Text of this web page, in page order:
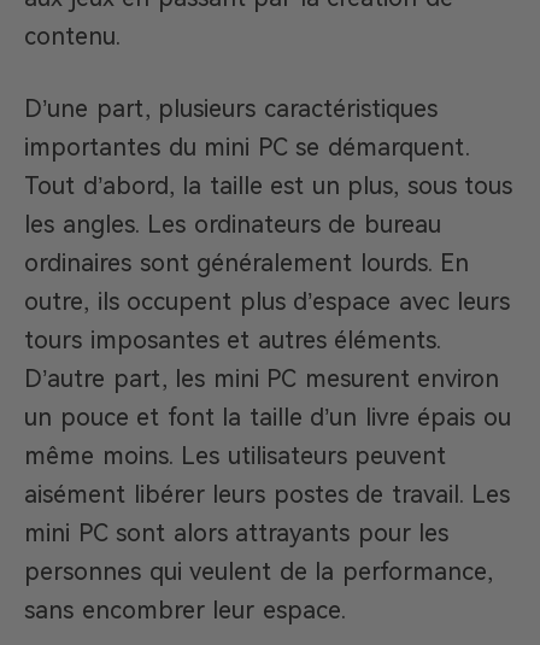
contenu.
D’une part, plusieurs caractéristiques
importantes du mini PC se démarquent.
Tout d’abord, la taille est un plus, sous tous
les angles. Les ordinateurs de bureau
ordinaires sont généralement lourds. En
outre, ils occupent plus d’espace avec leurs
tours imposantes et autres éléments.
D’autre part, les mini PC mesurent environ
un pouce et font la taille d’un livre épais ou
même moins. Les utilisateurs peuvent
aisément libérer leurs postes de travail. Les
mini PC sont alors attrayants pour les
personnes qui veulent de la performance,
sans encombrer leur espace.